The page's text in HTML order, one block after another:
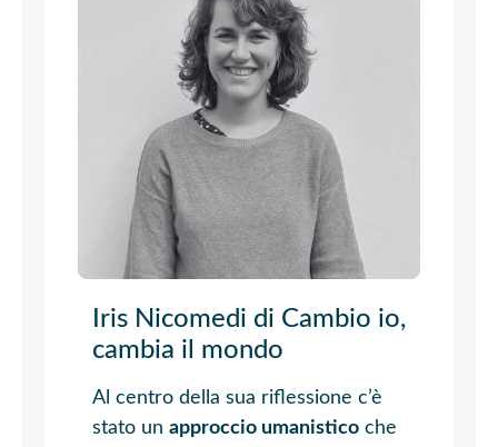
Iris Nicomedi di Cambio io,
cambia il mondo
Al centro della sua riflessione c’è
stato un approccio umanisticoche